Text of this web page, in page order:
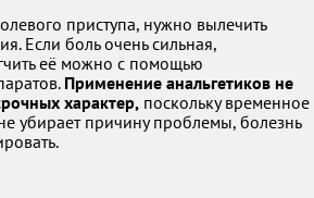
приступа, нужно вылечить
Если боль очень сильная,
её можно с помощью
Применение анальгетиков не
характер, поскольку временное
убирает причину проблемы, болезнь